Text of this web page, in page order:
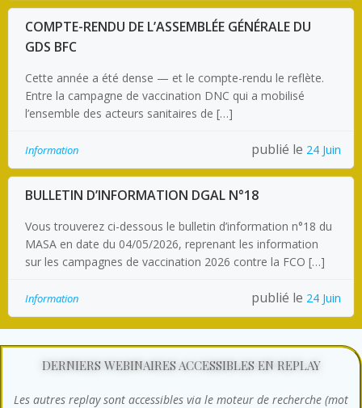
COMPTE-RENDU DE L’ASSEMBLÉE GÉNÉRALE DU
GDS BFC
Cette année a été dense — et le compte-rendu le reflète.
Entre la campagne de vaccination DNC qui a mobilisé
l’ensemble des acteurs sanitaires de […]
Information publié le 24 Juin
BULLETIN D’INFORMATION DGAL N°18
Vous trouverez ci-dessous le bulletin d’information n°18 du
MASA en date du 04/05/2026, reprenant les information
sur les campagnes de vaccination 2026 contre la FCO […]
Information publié le 24 Juin
DERNIERS WEBINAIRES ACCESSIBLES EN REPLAY
Les autres replay sont accessibles via le moteur de recherche (mot